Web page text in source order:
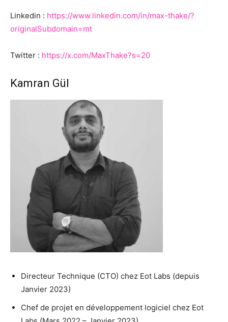
Linkedin : https://www.linkedin.com/in/max-thake/?
originalSubdomain=mt
Twitter : https://x.com/MaxThake?s=20
Kamran Gül
Directeur Technique (CTO) chez Eot Labs (depuis
Janvier 2023)
Chef de projet en développement logiciel chez Eot